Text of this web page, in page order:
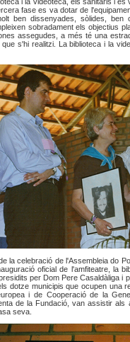
fase es va dotar de
ben dissenyades, sòlides, ben
sobradament els objectius
assegudes, a més té una
s'hi realitzi. La biblioteca i la
la celebració de l'Assembleia do
oficial de l'amfiteatre, la
per Dom Pere Casaldàliga i
dotze municipis que ocupen una
i de Cooperació de la
de la Fundació, van assistir
seva.